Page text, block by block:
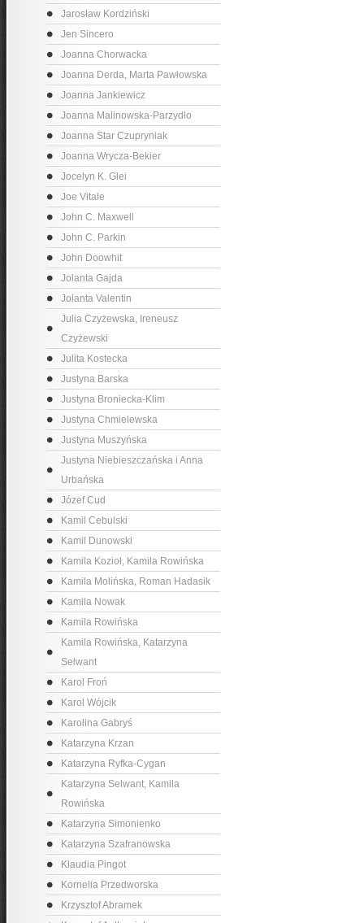
Jarosław Kordziński
Jen Sincero
Joanna Chorwacka
Joanna Derda, Marta Pawłowska
Joanna Jankiewicz
Joanna Malinowska-Parzydło
Joanna Star Czupryniak
Joanna Wrycza-Bekier
Jocelyn K. Glei
Joe Vitale
John C. Maxwell
John C. Parkin
John Doowhit
Jolanta Gajda
Jolanta Valentin
Julia Czyżewska, Ireneusz
Czyżewski
Julita Kostecka
Justyna Barska
Justyna Broniecka-Klim
Justyna Chmielewska
Justyna Muszyńska
Justyna Niebieszczańska i Anna
Urbańska
Józef Cud
Kamil Cebulski
Kamil Dunowski
Kamila Kozioł, Kamila Rowińska
Kamila Molińska, Roman Hadasik
Kamila Nowak
Kamila Rowińska
Kamila Rowińska, Katarzyna
Selwant
Karol Froń
Karol Wójcik
Karolina Gabryś
Katarzyna Krzan
Katarzyna Ryfka-Cygan
Katarzyna Selwant, Kamila
Rowińska
Katarzyna Simonienko
Katarzyna Szafranowska
Klaudia Pingot
Kornelia Przedworska
Krzysztof Abramek